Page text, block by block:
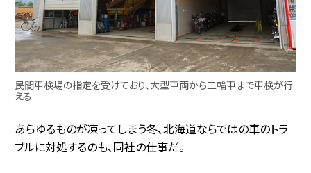
民間車検場の指定を受けており、大型車両から二輪車まで車検が行
える
あらゆるものが凍ってしまう冬、北海道ならではの車のトラ
ブルに対処するのも、同社の仕事だ。